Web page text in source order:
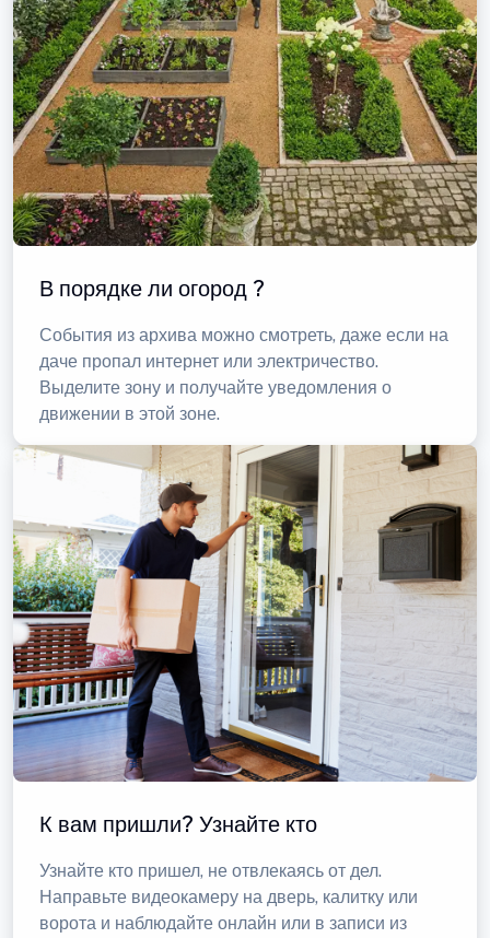
В порядке ли огород ?
События из архива можно смотреть, даже если на
даче пропал интернет или электричество.
Выделите зону и получайте уведомления о
движении в этой зоне.
К вам пришли? Узнайте кто
Узнайте кто пришел, не отвлекаясь от дел.
Направьте видеокамеру на дверь, калитку или
ворота и наблюдайте онлайн или в записи из